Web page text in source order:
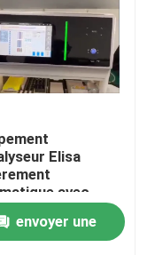
Elisa
avec
LCD
envoyer une